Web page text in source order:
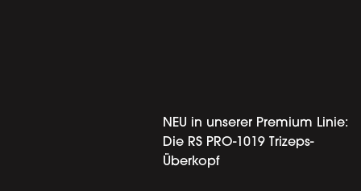
NEU in unserer Premium Linie:
Die RS PRO-1019 Trizeps-
Überkopf